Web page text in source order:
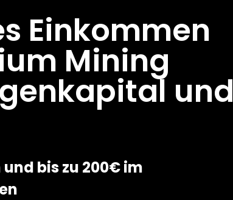
Einkommen
Mining
und
bis zu 200€ im